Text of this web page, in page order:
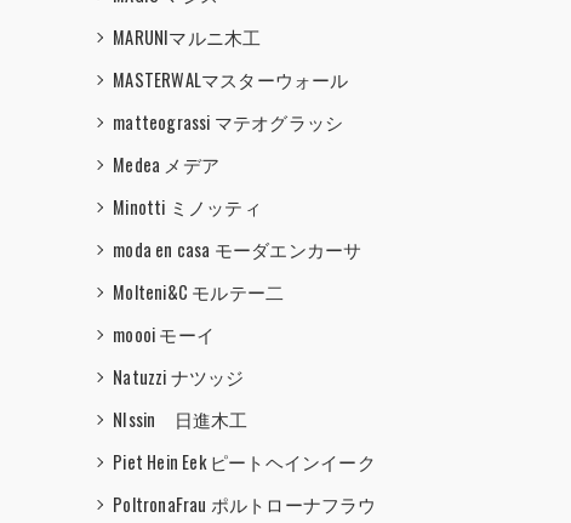
MARUNIマルニ木工
MASTERWALマスターウォール
matteograssi マテオグラッシ
Medea メデア
Minotti ミノッティ
moda en casa モーダエンカーサ
Molteni&C モルテー二
moooi モーイ
Natuzzi ナツッジ
NIssin 日進木工
Piet Hein Eek ピートヘインイーク
PoltronaFrau ポルトローナフラウ